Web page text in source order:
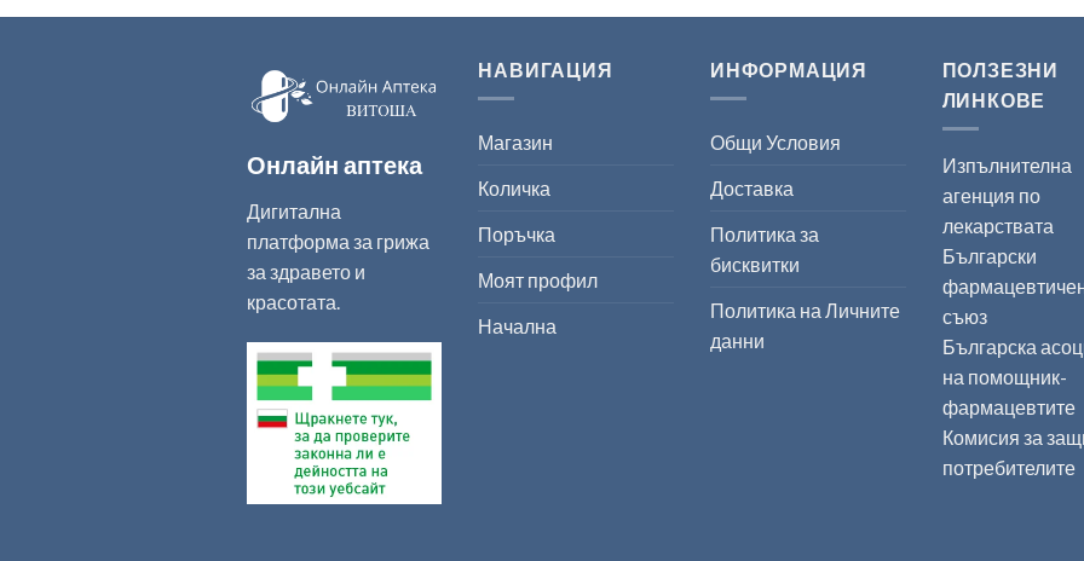
Онлайн аптека
Дигитална
платформа за грижа
за здравето и
красотата.
НАВИГАЦИЯ
Магазин
Количка
Поръчка
Моят профил
Начална
ИНФОРМАЦИЯ
Общи Условия
Доставка
Политика за
бисквитки
Политика на Личните
данни
ПОЛЗЕЗНИ
ЛИНКОВЕ
Изпълнителна
агенция по
лекарствата
Български
съюз
Българска
на помощник-
фармацевтите
Комисия за
потребителите